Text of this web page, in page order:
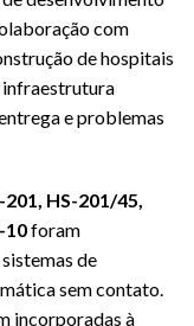
com
de hospitais
infraestrutura
e problemas
HS-201/45,
10foram
de
sem contato.
incorporadas à